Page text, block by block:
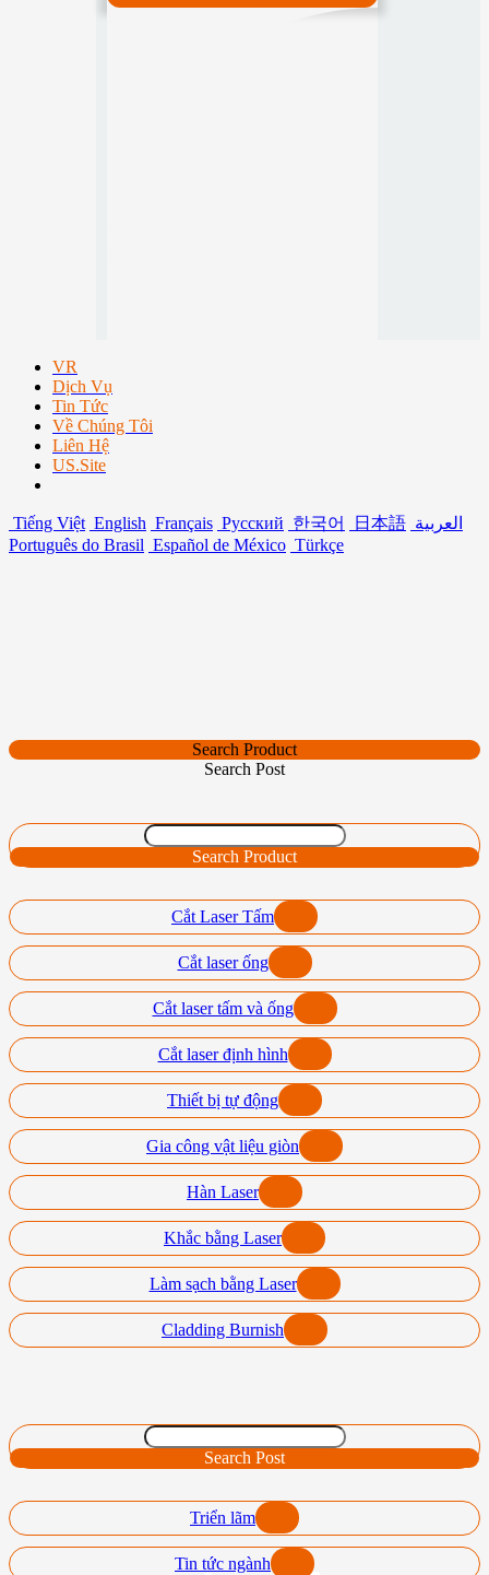
VR
Dịch Vụ
Tin Tức
Về Chúng Tôi
Liên Hệ
US.Site
Tiếng Việt English Français Русский 한국어 日本語 العربية
Português do Brasil Español de México Türkçe
Search Product
Search Post
Search Product
Cắt Laser Tấm
Cắt laser ống
Cắt laser tấm và ống
Cắt laser định hình
Thiết bị tự động
Gia công vật liệu giòn
Hàn Laser
Khắc bằng Laser
Làm sạch bằng Laser
Cladding Burnish
Search Post
Triển lãm
Tin tức ngành